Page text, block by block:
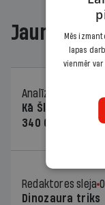
Jaunākajā
Analīze
Kā Šlesera
340 000 vērtu
Redaktores sleja
Dinozaura triks
Mēs
lapas
vienmēr